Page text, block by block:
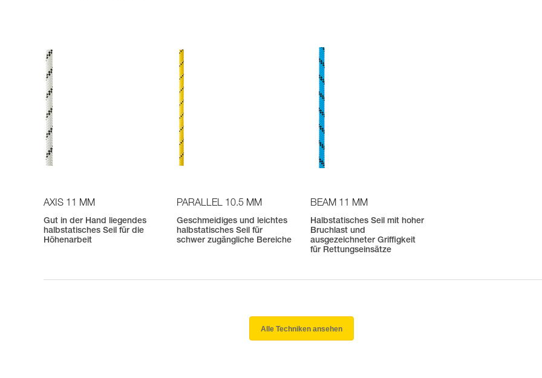
AXIS 11 MM
Gut in der Hand liegendes
halbstatisches Seil für die
Höhenarbeit
PARALLEL 10.5 MM
Geschmeidiges und leichtes
halbstatisches Seil für
schwer zugängliche Bereiche
BEAM 11 MM
Halbstatisches Seil mit hoher
Bruchlast und
ausgezeichneter Griffigkeit
für Rettungseinsätze
Alle Techniken ansehen